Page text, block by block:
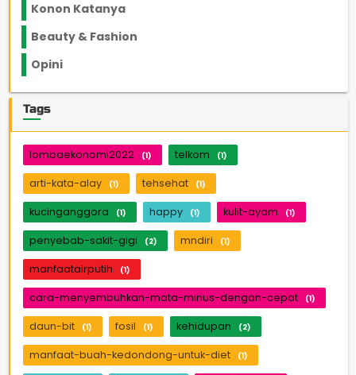
Konon Katanya
Beauty & Fashion
Opini
Tags
lombaekonomi2022 (1) telkom (1)
arti-kata-alay (1) tehsehat (1)
kucinganggora (1) happy (1) kulit-ayam (1)
penyebab-sakit-gigi (2) mndiri (1)
manfaatairputih (1)
cara-menyembuhkan-mata-minus-dengan-cepat (1)
daun-bit (1) fosil (1) kehidupan (2)
manfaat-buah-kedondong-untuk-diet (1)